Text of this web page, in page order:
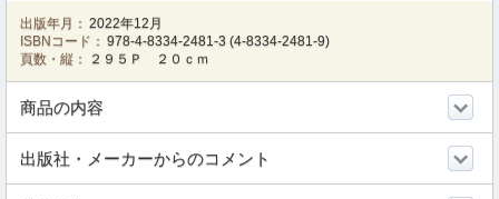
出版年月： 2022年12月
ISBNコード： 978-4-8334-2481-3 (4-8334-2481-9)
頁数・縦：
２９５Ｐ ２０ｃｍ
商品の内容
出版社・メーカーからのコメント